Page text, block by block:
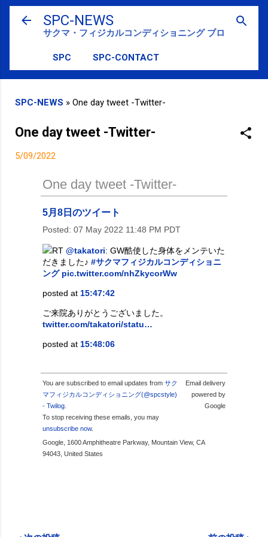
スキップしてメイン コンテンツに移動
SPC-NEWS
サクマ・フィジカルコンディショニング ブログ
SPC SPC-CONTACT
SPC-NEWS » One day tweet -Twitter-
One day tweet -Twitter-
5/09/2022
One day tweet -Twitter-
5月8日のツイート
Posted: 07 May 2022 11:48 PM PDT
RT @takatori: GW酷使した身体をメンテいた
だきました♪ #サクマフィジカルコンディショニ
ング pic.twitter.com/nhZkycorWw
posted at 15:47:42
ご来院ありがとうございました。
twitter.com/takatori/statu…
posted at 15:48:06
You are subscribed to email updates from サク
マフィジカルコンディショニング(@spcstyle)
- Twilog
To stop receiving these emails, you may
unsubscribe now.
Email delivery
powered by
Google
Google, 1600 Amphitheatre Parkway, Mountain View, CA
94043, United States